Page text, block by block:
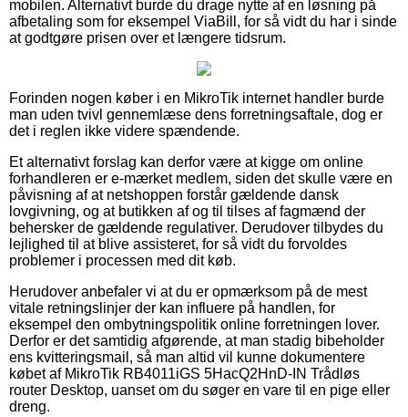
mobilen. Alternativt burde du drage nytte af en løsning på
afbetaling som for eksempel ViaBill, for så vidt du har i sinde
at godtgøre prisen over et længere tidsrum.
Forinden nogen køber i en MikroTik internet handler burde
man uden tvivl gennemlæse dens forretningsaftale, dog er
det i reglen ikke videre spændende.
Et alternativt forslag kan derfor være at kigge om online
forhandleren er e-mærket medlem, siden det skulle være en
påvisning af at netshoppen forstår gældende dansk
lovgivning, og at butikken af og til tilses af fagmænd der
behersker de gældende regulativer. Derudover tilbydes du
lejlighed til at blive assisteret, for så vidt du forvoldes
problemer i processen med dit køb.
Herudover anbefaler vi at du er opmærksom på de mest
vitale retningslinjer der kan influere på handlen, for
eksempel den ombytningspolitik online forretningen lover.
Derfor er det samtidig afgørende, at man stadig bibeholder
ens kvitteringsmail, så man altid vil kunne dokumentere
købet af MikroTik RB4011iGS 5HacQ2HnD-IN Trådløs
router Desktop, uanset om du søger en vare til en pige eller
dreng.